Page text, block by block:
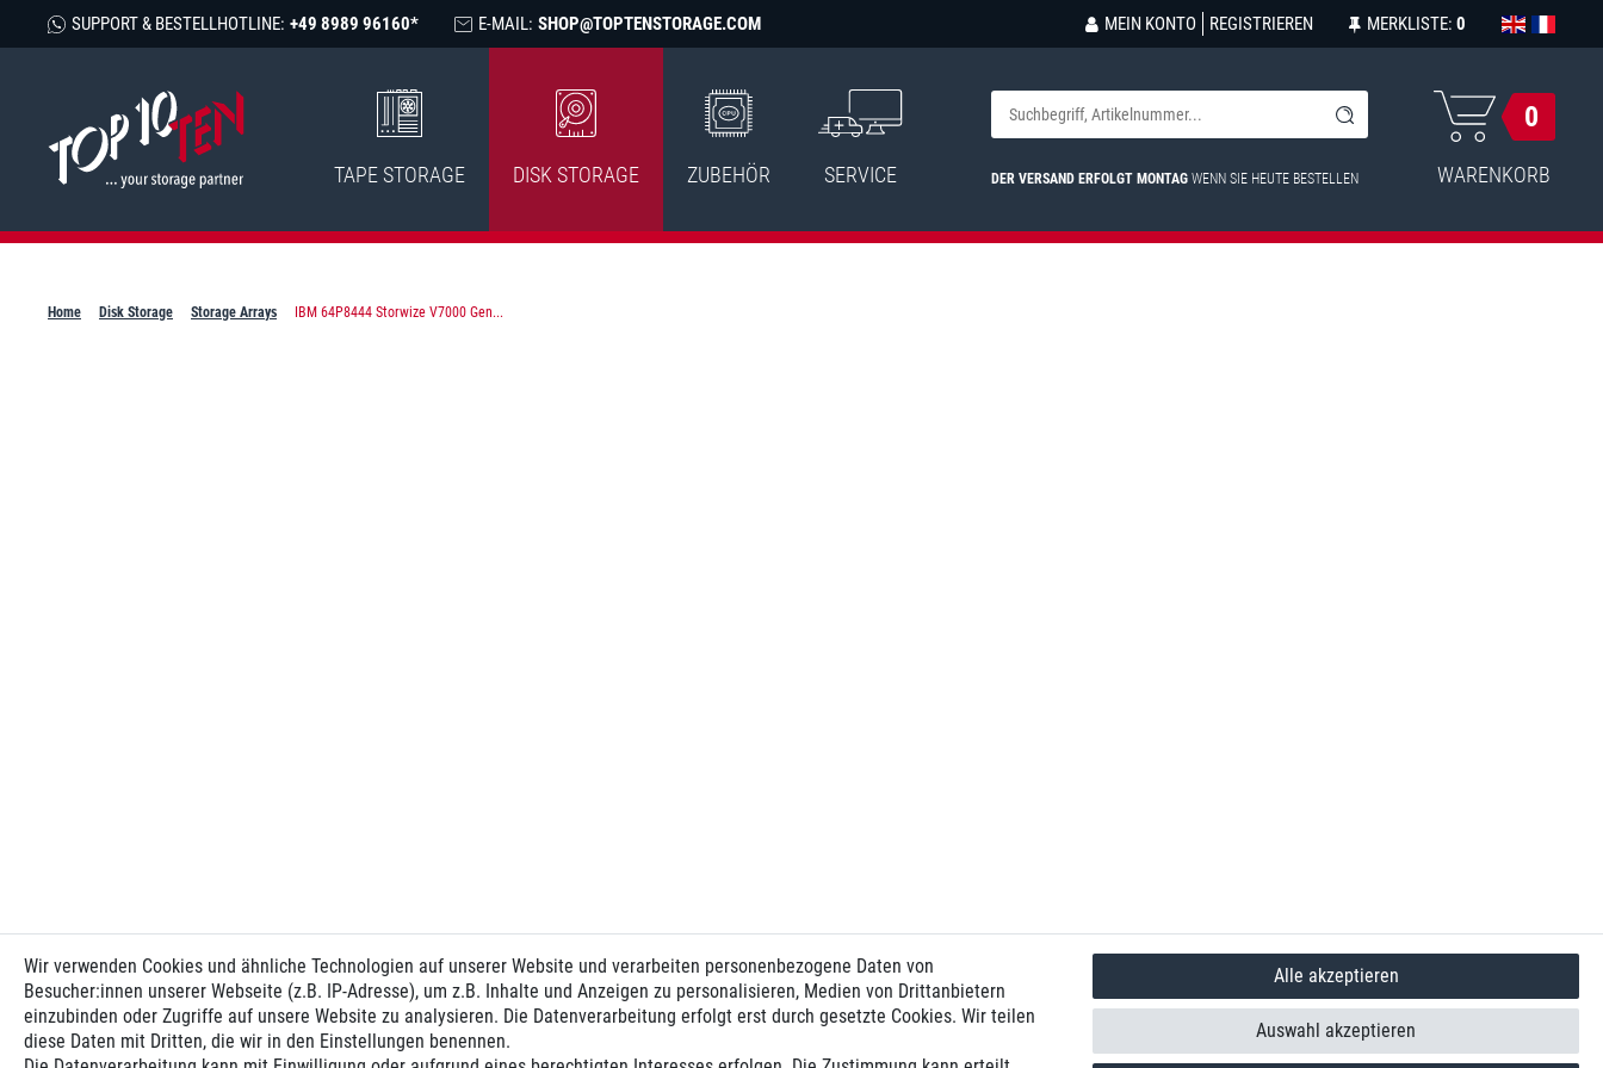
SUPPORT & BESTELLHOTLINE: +49 8989 96160* E-MAIL: SHOP@TOPTENSTORAGE.COM MEIN KONTO REGISTRIEREN MERKLISTE: 0
TAPE STORAGE DISK STORAGE ZUBEHÖR SERVICE DER VERSAND ERFOLGT MONTAG WENN SIE HEUTE BESTELLEN
0
WARENKORB
Home Disk Storage Storage Arrays IBM 64P8444 Storwize V7000 Gen...
Wir verwenden Cookies und ähnliche Technologien auf unserer Website und verarbeiten personenbezogene Daten von
Besucher:innen unserer Webseite (z.B. IP-Adresse), um z.B. Inhalte und Anzeigen zu personalisieren, Medien von Drittanbietern
einzubinden oder Zugriffe auf unsere Website zu analysieren. Die Datenverarbeitung erfolgt erst durch gesetzte Cookies. Wir teilen
diese Daten mit Dritten, die wir in den Einstellungen benennen.
Alle akzeptieren
Auswahl akzeptieren